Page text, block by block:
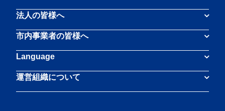
法人の皆様へ
市内事業者の皆様へ
Language
運営組織について